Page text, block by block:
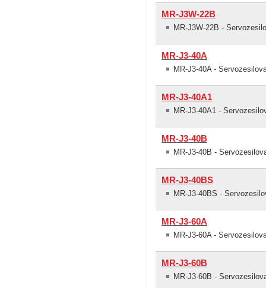
MR-J3W-22B
MR-J3W-22B -
MR-J3-40A
MR-J3-40A -
MR-J3-40A1
MR-J3-40A1 -
MR-J3-40B
MR-J3-40B -
MR-J3-40BS
MR-J3-40BS -
MR-J3-60A
MR-J3-60A -
MR-J3-60B
MR-J3-60B -